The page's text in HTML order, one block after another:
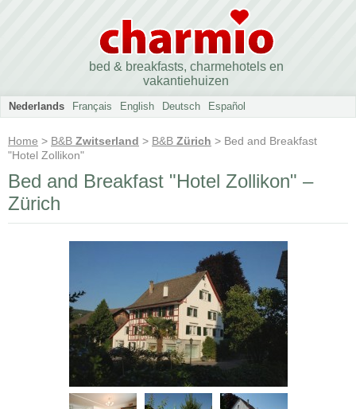
bed & breakfasts, charmehotels en
vakantiehuizen
Nederlands Français English Deutsch Español
Home > B&B Zwitserland > B&B Zürich > Bed and Breakfast
"Hotel Zollikon"
Bed and Breakfast "Hotel Zollikon" –
Zürich